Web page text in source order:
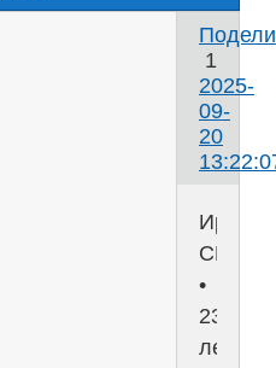
1
2025-
09-
20
Ирина,
СПБ
•
23
лет